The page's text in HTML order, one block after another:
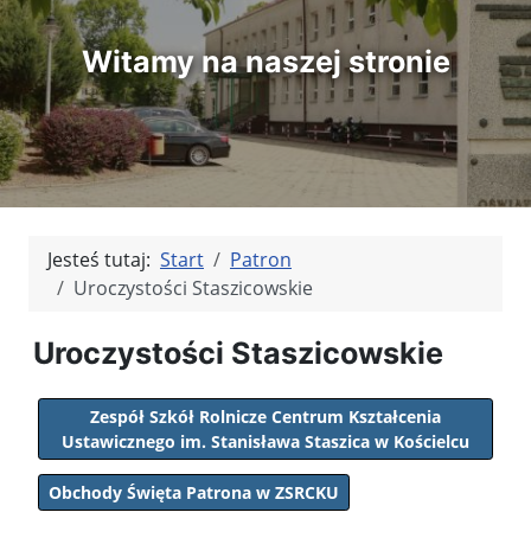
Witamy na naszej stronie
Jesteś tutaj: Start
Patron
Uroczystości Staszicowskie
Uroczystości Staszicowskie
Zespół Szkół Rolnicze Centrum Kształcenia
Ustawicznego im. Stanisława Staszica w Kościelcu
Obchody Święta Patrona w ZSRCKU